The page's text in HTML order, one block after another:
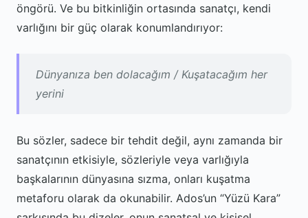
öngörü. Ve bu bitkinliğin ortasında sanatçı, kendi
varlığını bir güç olarak konumlandırıyor:
Dünyanıza ben dolacağım / Kuşatacağım her
yerini
Bu sözler, sadece bir tehdit değil, aynı zamanda bir
sanatçının etkisiyle, sözleriyle veya varlığıyla
başkalarının dünyasına sızma, onları kuşatma
metaforu olarak da okunabilir. Ados’un “Yüzü Kara”